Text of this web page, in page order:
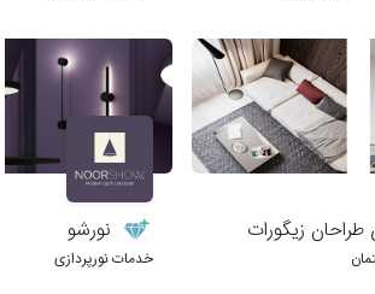
زیگورات نورشو
خدمات نورپردازی